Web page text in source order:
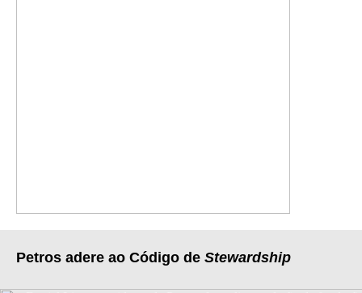
Petros adere ao Código de Stewardship